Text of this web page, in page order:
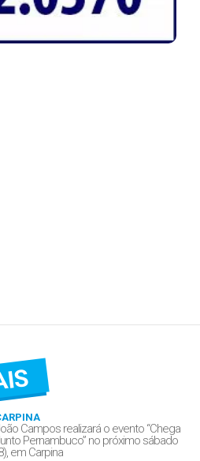
Campos realizará o evento “Chega
Pernambuco” no próximo sábado
em Carpina